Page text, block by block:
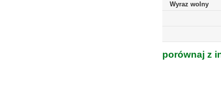
Wyraz wolny
porównaj z